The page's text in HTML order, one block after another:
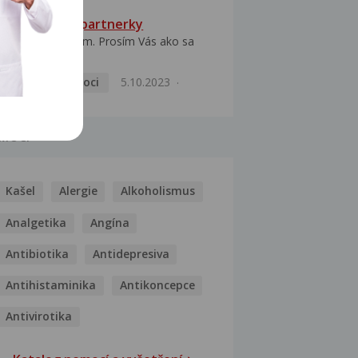
HPV typ 52 u partnerky
Dobrý deň prajem. Prosím Vás ako sa
Pohlavní nemoci
5.10.2023
Kašel Alergie Alkoholismus
Analgetika Angína
Antibiotika Antidepresiva
Antihistaminika Antikoncepce
Antivirotika